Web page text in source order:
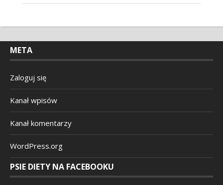
META
Zaloguj się
Kanał wpisów
Kanał komentarzy
WordPress.org
PSIE DIETY NA FACEBOOKU